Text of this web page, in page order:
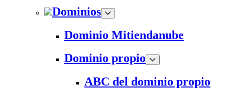
Dominios
Dominio Mitiendanube
Dominio propio
ABC del dominio propio